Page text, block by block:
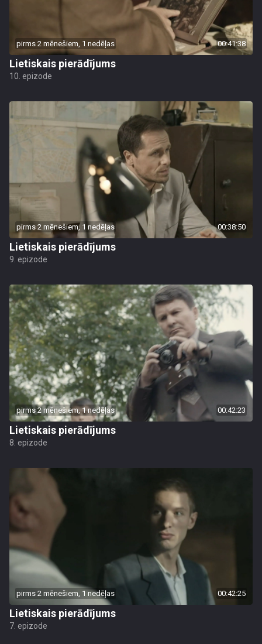
pirms 2 mēnešiem, 1 nedēļas 00:41:38
Lietiskais pierādījums
10. epizode
pirms 2 mēnešiem, 1 nedēļas 00:38:50
Lietiskais pierādījums
9. epizode
pirms 2 mēnešiem, 1 nedēļas 00:42:23
Lietiskais pierādījums
8. epizode
pirms 2 mēnešiem, 1 nedēļas 00:42:25
Lietiskais pierādījums
7. epizode